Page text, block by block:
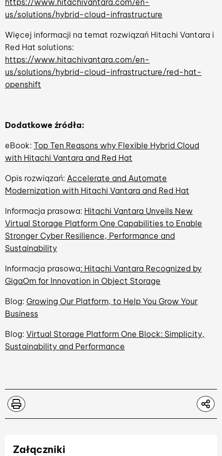
https://www.hitachivantara.com/en-
us/solutions/hybrid-cloud-infrastructure
Więcej informacji na temat rozwiązań Hitachi Vantara i
Red Hat solutions:
https://www.hitachivantara.com/en-
us/solutions/hybrid-cloud-infrastructure/red-hat-
openshift
Dodatkowe źródła:
eBook: Top Ten Reasons why Flexible Hybrid Cloud
with Hitachi Vantara and Red Hat
Opis rozwiązań: Accelerate and Automate
Modernization with Hitachi Vantara and Red Hat
Informacja prasowa: Hitachi Vantara Unveils New
Virtual Storage Platform One Capabilities to Enable
Stronger Cyber Resilience, Performance and
Sustainability
Informacja prasowa: Hitachi Vantara Recognized by
GigaOm for Innovation in Object Storage
Blog: Growing Our Platform, to Help You Grow Your
Business
Blog: Virtual Storage Platform One Block: Simplicity,
Sustainability and Performance
Załączniki